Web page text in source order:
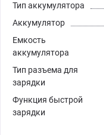
Тип аккумулятора
Аккумулятор
Емкость
аккумулятора
Тип разъема для
зарядки
Функция быстрой
зарядки